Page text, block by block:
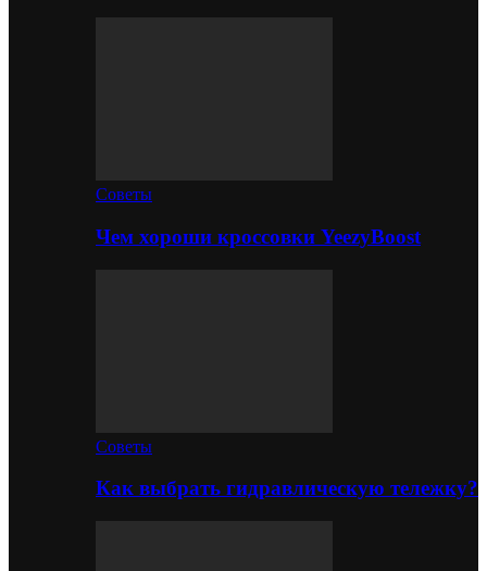
Советы
Чем хороши кроссовки YeezyBoost
Советы
Как выбрать гидравлическую тележку?